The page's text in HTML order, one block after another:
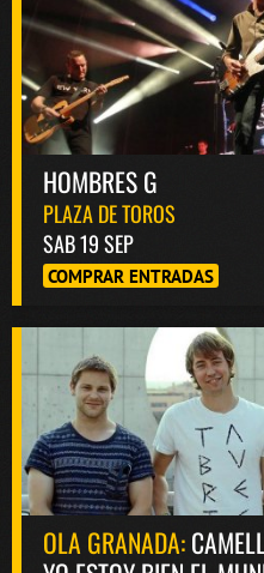
HOMBRES G
PLAZA DE TOROS
SAB 19 SEP
COMPRAR ENTRADAS
OLA GRANADA: